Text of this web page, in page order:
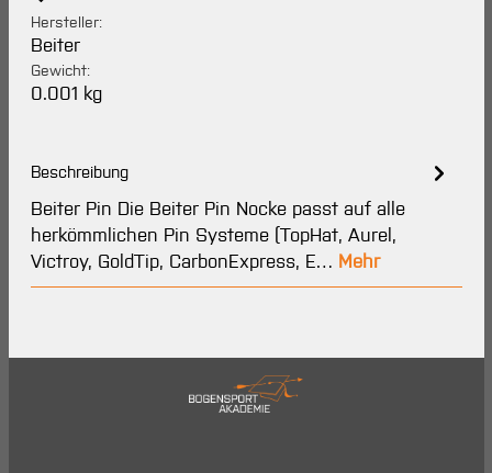
Hersteller:
Beiter
Gewicht:
0.001 kg
Beschreibung
Beiter Pin Die Beiter Pin Nocke passt auf alle
herkömmlichen Pin Systeme (TopHat, Aurel,
Victroy, GoldTip, CarbonExpress, E… Mehr